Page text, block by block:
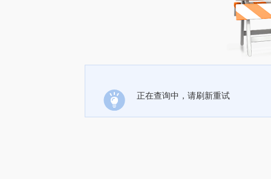
正在查询中，请刷新重试